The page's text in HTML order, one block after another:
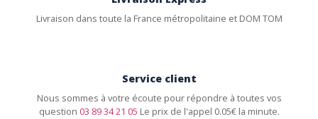
Livraison dans toute la France métropolitaine et DOM TOM
Service client
Nous sommes à votre écoute pour répondre à toutes vos
question 03 89 34 21 05 Le prix de l'appel 0.05€ la minute.